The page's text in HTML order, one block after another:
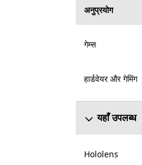
अनुप्रयोग
गेम्स
हार्डवेयर और गेमिंग
यहाँ उपलब्ध
Hololens